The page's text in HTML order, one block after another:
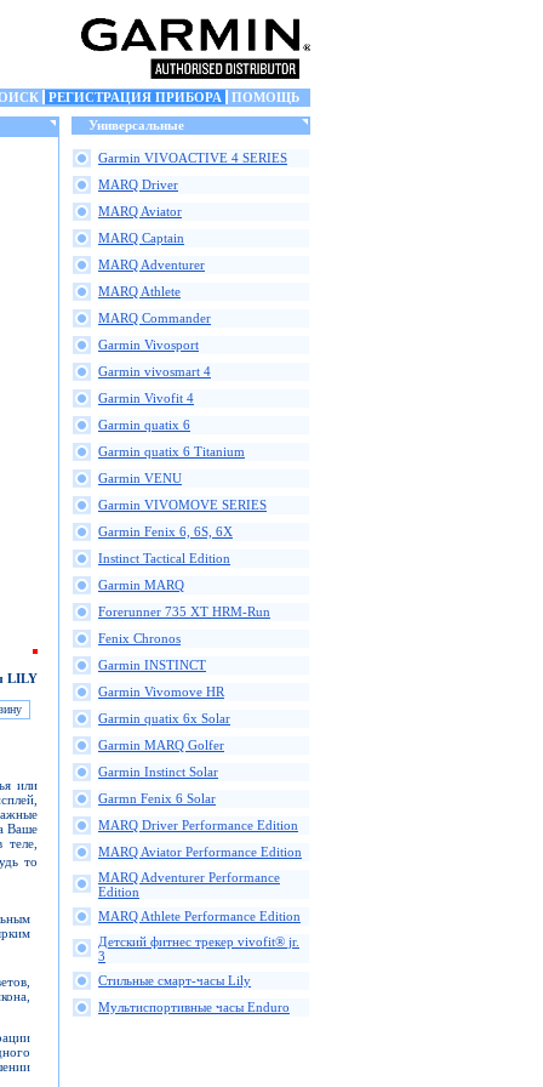
РЕГИСТРАЦИЯ ПРИБОРА
ПОМОЩЬ
LILY
или
Ваше
то
Универсальные
Garmin VIVOACTIVE 4 SERIES
MARQ Driver
MARQ Aviator
MARQ Captain
MARQ Adventurer
MARQ Athlete
MARQ Commander
Garmin Vivosport
Garmin vivosmart 4
Garmin Vivofit 4
Garmin quatix 6
Garmin quatix 6 Titanium
Garmin VENU
Garmin VIVOMOVE SERIES
Garmin Fenix 6, 6S, 6X
Instinct Tactical Edition
Garmin MARQ
Forerunner 735 XT HRM-Run
Fenix Chronos
Garmin INSTINCT
Garmin Vivomove HR
Garmin quatix 6x Solar
Garmin MARQ Golfer
Garmin Instinct Solar
Garmn Fenix 6 Solar
MARQ Driver Performance Edition
MARQ Aviator Performance Edition
MARQ Adventurer Performance
Edition
MARQ Athlete Performance Edition
Детский фитнес трекер vivofit® jr.
3
Стильные смарт-часы Lily
Мультиспортивные часы Enduro